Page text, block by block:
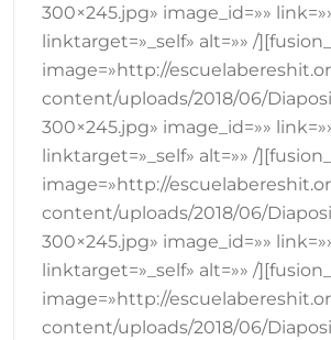
300×245.jpg» image_id=»»
linktarget=»_self» alt=»» /
image=»http://
content/uploads/2018/06/
300×245.jpg» image_id=»»
linktarget=»_self» alt=»» /
image=»http://
content/uploads/2018/06/
300×245.jpg» image_id=»»
linktarget=»_self» alt=»» /
image=»http://
content/uploads/2018/06/